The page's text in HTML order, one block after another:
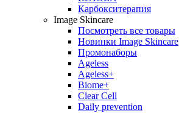
Карбокситерапия
Image Skincare
Посмотреть все товары
Новинки Image Skincare
Промонаборы
Ageless
Ageless+
Biome+
Clear Cell
Daily prevention